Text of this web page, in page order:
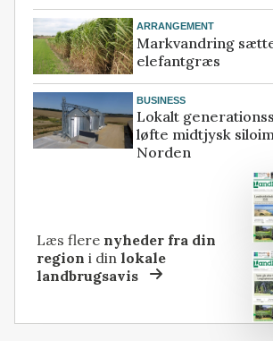
ARRANGEMENT
Markvandring
elefantgræs
BUSINESS
Lokalt
løfte midtjysk
Norden
Læs flere nyheder fra din
region i dinlokale
landbrugsavis